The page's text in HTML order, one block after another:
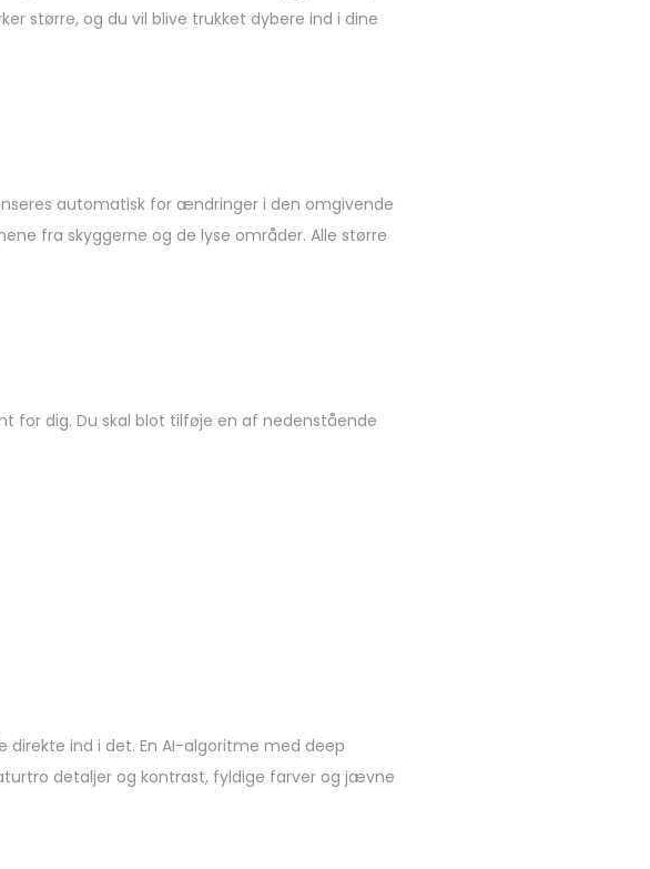
større, og du vil blive trukket dybere ind i dine
automatisk for ændringer i den omgivende
fra skyggerne og de lyse områder. Alle større
for dig. Du skal blot tilføje en af nedenstående
direkte ind i det. En AI-algoritme med deep
detaljer og kontrast, fyldige farver og jævne